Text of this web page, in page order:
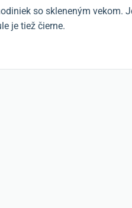
so skleneným vekom.
je tiež čierne.